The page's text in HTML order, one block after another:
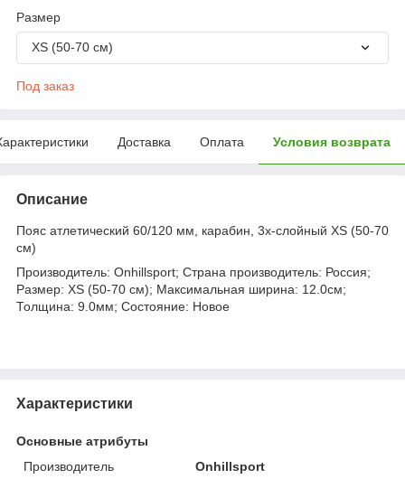
Размер
XS (50-70 см)
Под заказ
Доставка Оплата Условия возврата
Описание
Пояс атлетический 60/120 мм, карабин, 3х-слойный XS (50-70
см)
Производитель: Onhillsport; Страна производитель: Россия;
Размер: XS (50-70 см); Максимальная ширина: 12.0см;
Толщина: 9.0мм; Состояние: Новое
Характеристики
Основные атрибуты
Производитель
Onhillsport